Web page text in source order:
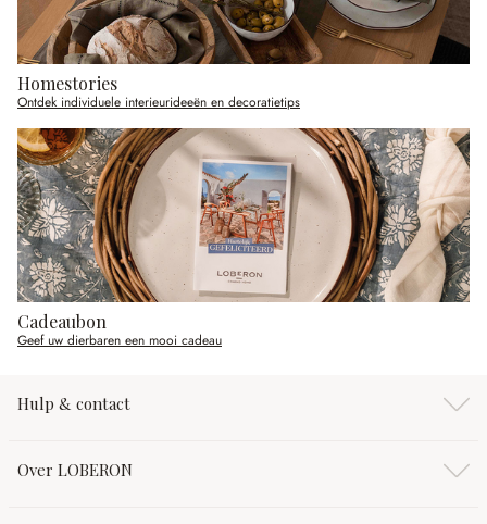
Homestories
Ontdek individuele interieurideeën en decoratietips
Cadeaubon
Geef uw dierbaren een mooi cadeau
Hulp & contact
Over LOBERON